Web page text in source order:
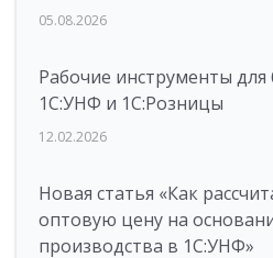
05.08.2026
Рабочие инструменты для
1С:УНФ и 1С:Розницы
12.02.2026
Новая статья «Как
оптовую цену на
производства в 1С:УНФ»